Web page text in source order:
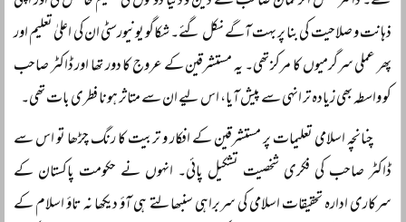
ذہانت و صلاحیت کی بنا پر بہت آگے نکل گئے۔ شکاگو یونیورسٹی ان کی اعلیٰ تعلیم اور
پھر عملی سرگرمیوں کا مرکز تھی۔ یہ مستشرقین کے عروج کا دور تھا اور ڈاکٹر صاحب
کو واسطہ بھی زیادہ تر انہی سے پیش آیا، اس لیے ان سے متاثر ہونا فطری بات تھی۔
چنانچہ اسلامی تعلیمات پر مستشرقین کے افکار و تربیت کا رنگ چڑھا تو اس سے
ڈاکٹر صاحب کی فکری شخصیت تشکیل پائی۔ انہوں نے حکومت پاکستان کے
سرکاری ادارہ تحقیقات اسلامی کی سربراہی سنبھالتے ہی آؤ دیکھا نہ تاؤ اسلام کے